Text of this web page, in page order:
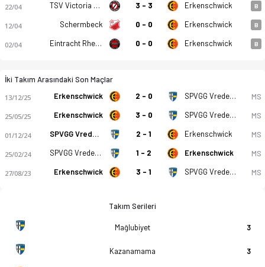
22/04 TSV Victoria Clarholz 3 - 3 Erkenschwick B
12/04 Schermbeck 0 - 0 Erkenschwick B
02/04 Eintracht Rheine 0 - 0 Erkenschwick B
İki Takım Arasındaki Son Maçlar
13/12/25 Erkenschwick 2 - 0 SPVGG Vreden 1921 MS
25/05/25 Erkenschwick 3 - 0 SPVGG Vreden 1921 MS
01/12/24 SPVGG Vreden 1921 2 - 1 Erkenschwick MS
25/02/24 SPVGG Vreden 1921 1 - 2 Erkenschwick MS
27/08/23 Erkenschwick 3 - 1 SPVGG Vreden 1921 MS
Takım Serileri
Mağlubiyet 3
Kazanamama 3